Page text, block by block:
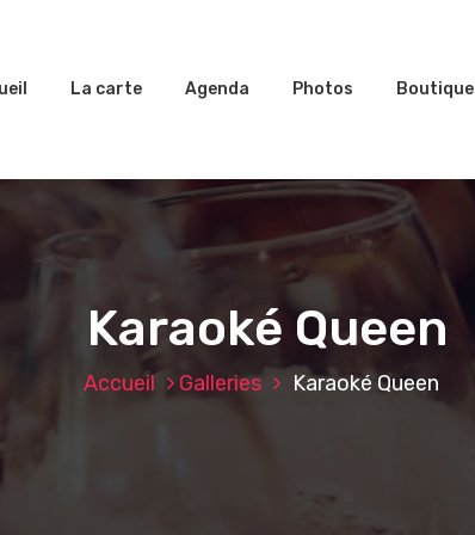
La carte Agenda Photos Boutique
Karaoké Queen
Accueil Galleries Karaoké Queen